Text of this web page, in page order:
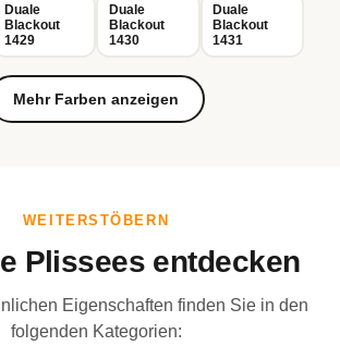
Duale
Blackout
1429
Duale
Blackout
1430
Duale
Blackout
1431
Mehr Farben anzeigen
WEITERSTÖBERN
Plissees entdecken
Eigenschaften finden Sie in den
folgenden Kategorien: